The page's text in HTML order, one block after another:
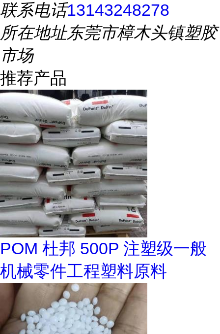
联系电话13143248278
所在地址东莞市樟木头镇塑胶
市场
推荐产品
POM 杜邦 500P 注塑级一般
机械零件工程塑料原料